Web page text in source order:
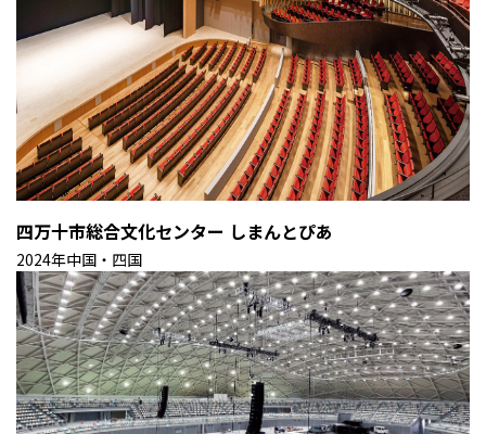
四万十市総合文化センター しまんとぴあ
2024年中国・四国